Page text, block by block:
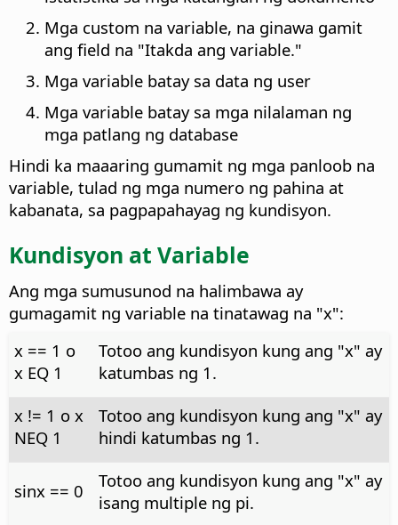
Mga custom na variable, na ginawa gamit
ang field na "Itakda ang variable."
Mga variable batay sa data ng user
Mga variable batay sa mga nilalaman ng
mga patlang ng database
Hindi ka maaaring gumamit ng mga panloob na
variable, tulad ng mga numero ng pahina at
kabanata, sa pagpapahayag ng kundisyon.
Kundisyon at Variable
Ang mga sumusunod na halimbawa ay
gumagamit ng variable na tinatawag na "x":
x == 1 o
x EQ 1
Totoo ang kundisyon kung ang "x" ay
katumbas ng 1.
x != 1 o x
NEQ 1
Totoo ang kundisyon kung ang "x" ay
hindi katumbas ng 1.
sinx == 0
Totoo ang kundisyon kung ang "x" ay
isang multiple ng pi.